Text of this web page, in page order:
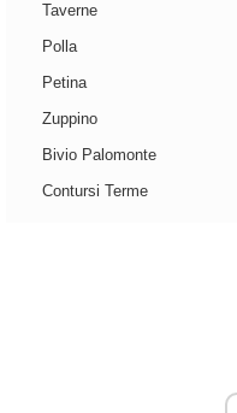
Taverne
Polla
Petina
Zuppino
Bivio Palomonte
Contursi Terme